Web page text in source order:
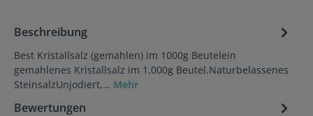
Beschreibung
Best Kristallsalz (gemahlen) im 1000g Beutelein
gemahlenes Kristallsalz im 1.000g Beutel.Naturbelassenes
SteinsalzUnjodiert,… Mehr
Bewertungen